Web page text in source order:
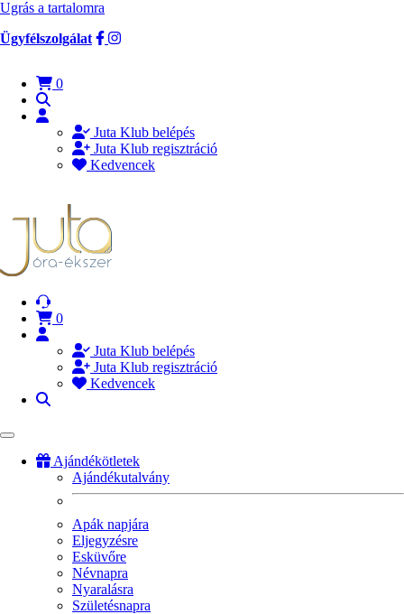
Ugrás a tartalomra
Ügyfélszolgálat
0
Juta Klub belépés
Juta Klub regisztráció
Kedvencek
0
Juta Klub belépés
Juta Klub regisztráció
Kedvencek
Ajándékötletek
Ajándékutalvány
Apák napjára
Eljegyzésre
Esküvőre
Névnapra
Nyaralásra
Születésnapra